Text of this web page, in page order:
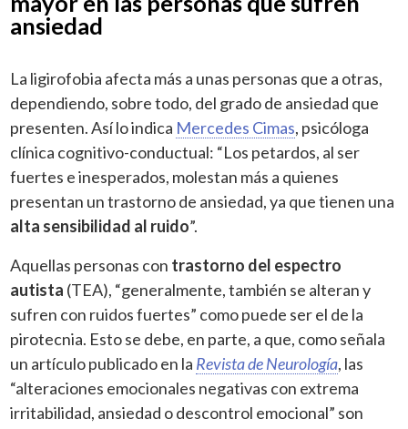
ansiedad
La ligirofobia afecta más a unas personas que a otras,
dependiendo, sobre todo, del grado de ansiedad que
presenten. Así lo indica Mercedes Cimas, psicóloga
clínica cognitivo-conductual: “Los petardos, al ser
fuertes e inesperados, molestan más a quienes
presentan un trastorno de ansiedad, ya que tienen una
alta sensibilidad al ruido”.
Aquellas personas con trastorno del espectro
autista (TEA), “generalmente, también se alteran y
sufren con ruidos fuertes” como puede ser el de la
pirotecnia. Esto se debe, en parte, a que, como señala
un artículo publicado en la Revista de Neurología, las
“alteraciones emocionales negativas con extrema
irritabilidad, ansiedad o descontrol emocional” son